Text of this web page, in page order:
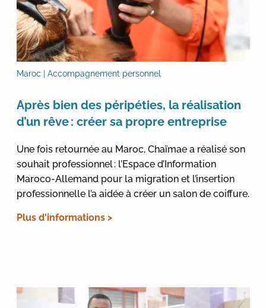
Maroc | Accompagnement personnel
Après bien des péripéties, la réalisation
d’un rêve : créer sa propre entreprise
Une fois retournée au Maroc, Chaïmae a réalisé son
souhait professionnel : l’Espace d’Information
Maroco-Allemand pour la migration et l’insertion
professionnelle l’a aidée à créer un salon de coiffure.
Plus d'informations >